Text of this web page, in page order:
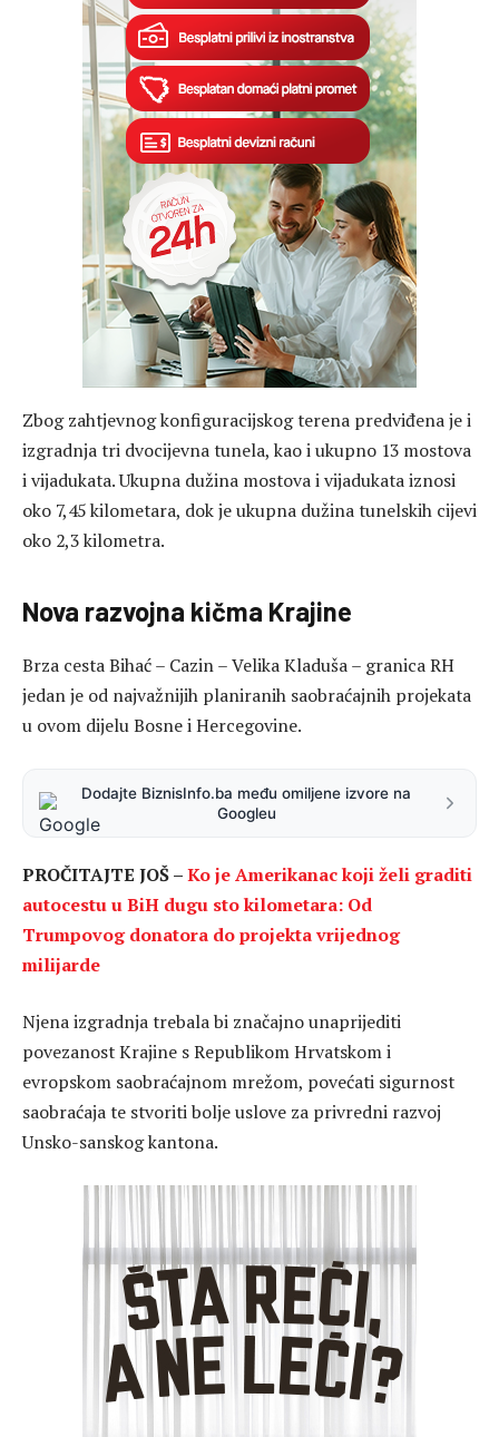
Zbog zahtjevnog konfiguracijskog terena predviđena je i
izgradnja tri dvocijevna tunela, kao i ukupno 13 mostova
i vijadukata. Ukupna dužina mostova i vijadukata iznosi
oko 7,45 kilometara, dok je ukupna dužina tunelskih cijevi
oko 2,3 kilometra.
Nova razvojna kičma Krajine
Brza cesta Bihać – Cazin – Velika Kladuša – granica RH
jedan je od najvažnijih planiranih saobraćajnih projekata
u ovom dijelu Bosne i Hercegovine.
Dodajte BiznisInfo.ba među omiljene izvore na
Googleu
PROČITAJTE JOŠ –Ko je Amerikanac koji želi graditi
autocestu u BiH dugu sto kilometara: Od
Trumpovog donatora do projekta vrijednog
milijarde
Njena izgradnja trebala bi značajno unaprijediti
povezanost Krajine s Republikom Hrvatskom i
evropskom saobraćajnom mrežom, povećati sigurnost
saobraćaja te stvoriti bolje uslove za privredni razvoj
Unsko-sanskog kantona.